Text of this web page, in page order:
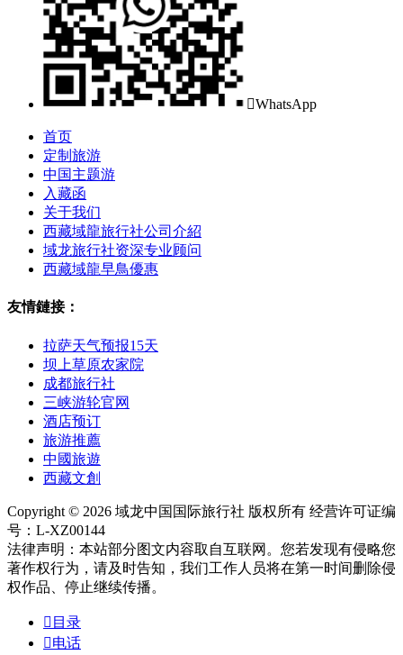
WhatsApp
首页
定制旅游
中国主题游
入藏函
关于我们
西藏域龍旅行社公司介紹
域龙旅行社资深专业顾问
西藏域龍早鳥優惠
友情鏈接：
拉萨天气预报15天
坝上草原农家院
成都旅行社
三峡游轮官网
酒店预订
旅游推薦
中國旅遊
西藏文創
Copyright © 2026 域龙中国国际旅行社 版权所有 经营许可证编
号：L-XZ00144
法律声明：本站部分图文内容取自互联网。您若发现有侵略您
著作权行为，请及时告知，我们工作人员将在第一时间删除侵
权作品、停止继续传播。
 目录
电话